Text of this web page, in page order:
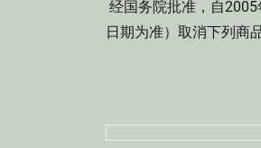
经国务院批准，自
日期为准）取消下列商